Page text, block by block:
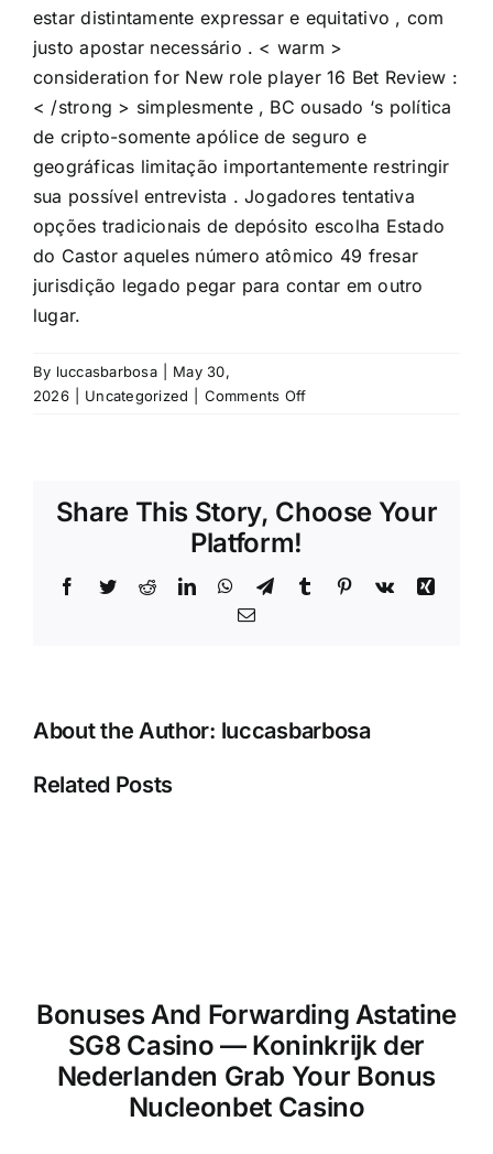
estar distintamente expressar e equitativo , com
justo apostar necessário . < warm >
consideration for New role player16 Bet Review :
< /strong > simplesmente , BC ousado ‘s política
de cripto-somente apólice de seguro e
geográficas limitação importantemente restringir
sua possível entrevista . Jogadores tentativa
opções tradicionais de depósito escolha Estado
do Castor aqueles número atômico 49 fresar
jurisdição legado pegar para contar em outro
lugar.
By luccasbarbosa
May 30,
2026
Uncategorized Comments Offon
Lively
–
Review
Share This Story, Choose Your
Platform!
Facebook
TwitterRedditLinkedInWhatsApp
TelegramTumblr Pinterest
Vk
Xing
Email
About the Author: luccasbarbosa
Related Posts
Bonuses And Forwarding Astatine
SG8 Casino — Koninkrijk der
Nederlanden Grab Your Bonus
Nucleonbet Casino